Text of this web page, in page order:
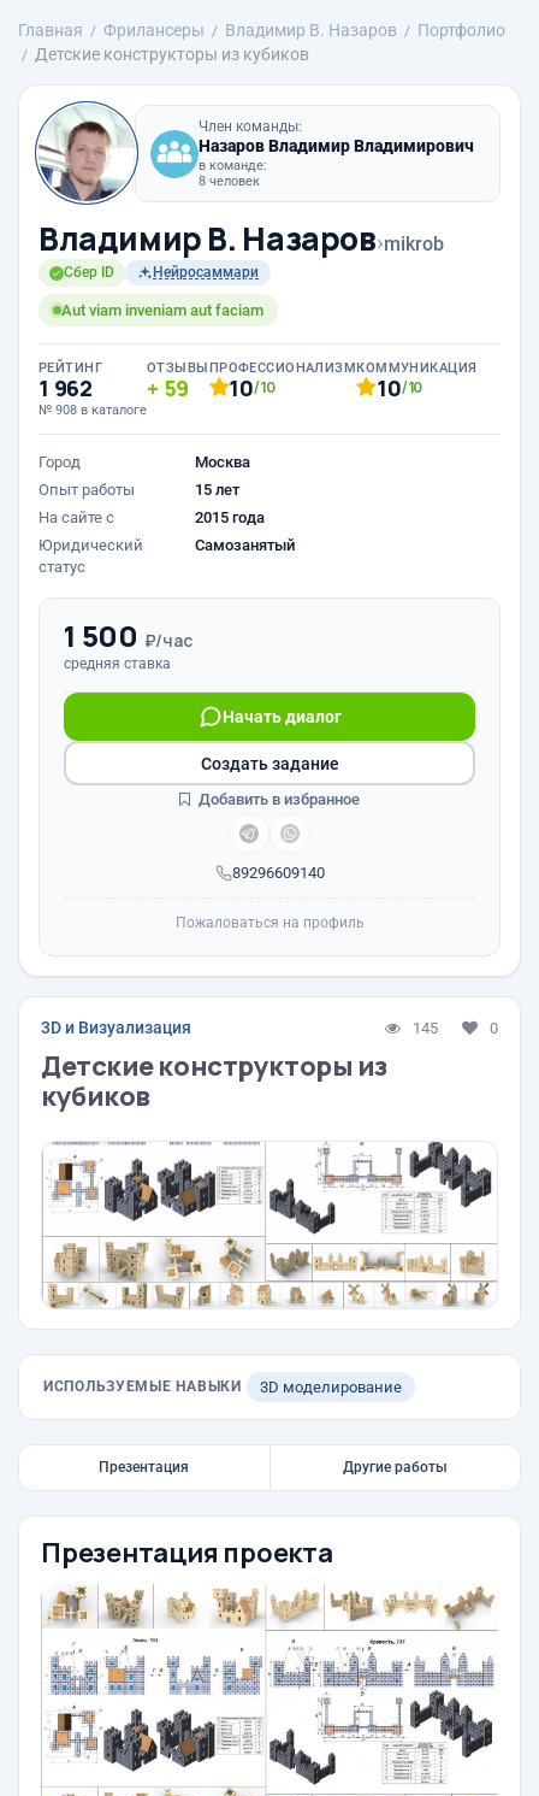
Главная Фрилансеры Владимир В. Назаров
Портфолио
Детские конструкторы из кубиков
Член команды:
Назаров Владимир Владимирович
в команде:
8 человек
Владимир В. Назаров›mikrob
Сбер ID Нейросаммари
Aut viam inveniam aut faciam
РЕЙТИНГ
1 962
№ 908 в каталоге
ОТЗЫВЫ
59
ПРОФЕССИОНАЛИЗМ
10/10
КОММУНИКАЦИЯ
10/10
Город
Москва
Опыт работы
15 лет
На сайте с
2015 года
Юридический
статус
Самозанятый
1 500 ₽/час
средняя ставка
89296609140
Начать диалог
Создать задание
Добавить в избранное
Пожаловаться на профиль
3D и Визуализация 145 0
Детские конструкторы из
кубиков
ИСПОЛЬЗУЕМЫЕ НАВЫКИ 3D моделирование
Презентация Другие работы
Презентация проекта